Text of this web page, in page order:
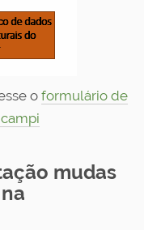
o formulário de
mudas